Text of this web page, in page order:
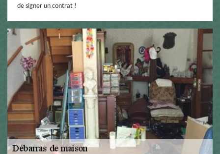
de signer un contrat !